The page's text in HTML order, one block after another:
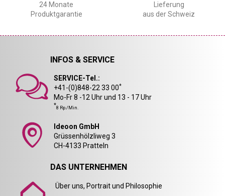
24 Monate
Produktgarantie
Lieferung
aus der Schweiz
INFOS & SERVICE
SERVICE-Tel.:
+41-(0)848-22 33 00*
Mo-Fr 8 -12 Uhr und 13 - 17 Uhr
*8 Rp./Min.
Ideoon GmbH
Grüssenhölzliweg 3
CH-4133 Pratteln
DAS UNTERNEHMEN
Über uns, Portrait und Philosophie